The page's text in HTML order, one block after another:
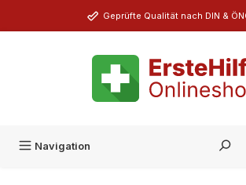
Zum Hauptinhalt springenGeprüfte Qualität nach DIN &
Navigation